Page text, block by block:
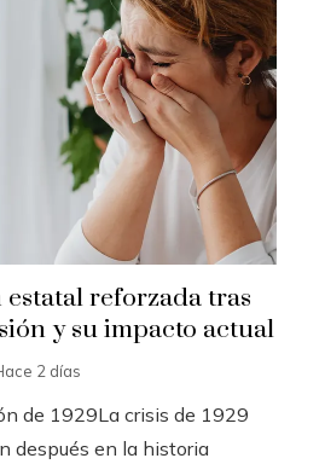
reforzada tras
y su impacto actual
2 días
de 1929La crisis de 1929
después en la historia